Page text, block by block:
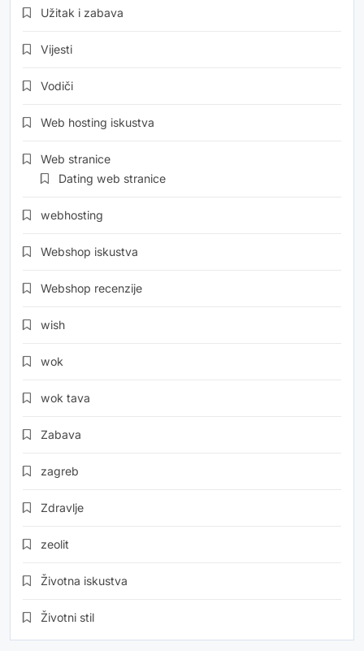
Užitak i zabava
Vijesti
Vodiči
Web hosting iskustva
Web stranice
Dating web stranice
webhosting
Webshop iskustva
Webshop recenzije
wish
wok
wok tava
Zabava
zagreb
Zdravlje
zeolit
Životna iskustva
Životni stil